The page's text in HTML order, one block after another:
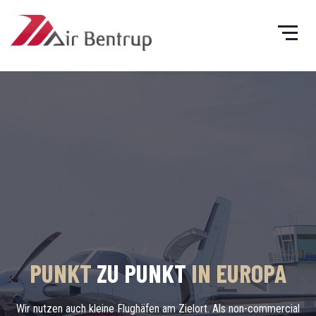
PRIVATEAVIATION
Nicht Sie warten auf den Flug, der Flug wartet auf Sie.
PUNKTZU PUNKTIN EUROPA
Wir nutzen auch kleine Flughäfen am Zielort. Als non-commercial